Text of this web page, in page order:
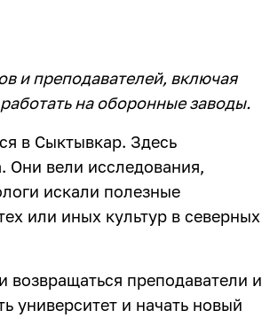
и преподавателей, включая
на оборонные заводы.
в Сыктывкар. Здесь
Они вели исследования,
искали полезные
или иных культур в северных
возвращаться преподаватели и
университет и начать новый